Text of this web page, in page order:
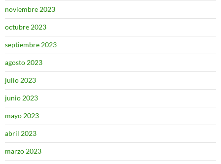
noviembre 2023
octubre 2023
septiembre 2023
agosto 2023
julio 2023
junio 2023
mayo 2023
abril 2023
marzo 2023